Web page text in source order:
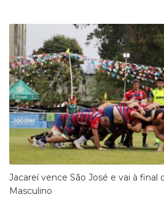
Jacareí vence São José e vai à final
Masculino